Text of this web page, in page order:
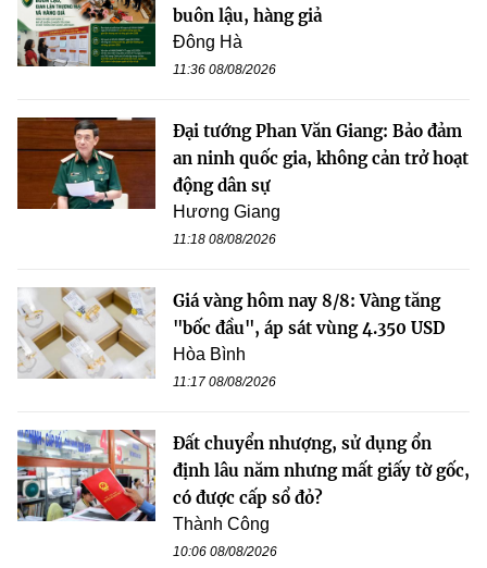
buôn lậu, hàng giả
Đông Hà
11:36 08/08/2026
Đại tướng Phan Văn Giang: Bảo đảm
an ninh quốc gia, không cản trở hoạt
động dân sự
Hương Giang
11:18 08/08/2026
Giá vàng hôm nay 8/8: Vàng tăng
"bốc đầu", áp sát vùng 4.350 USD
Hòa Bình
11:17 08/08/2026
Đất chuyển nhượng, sử dụng ổn
định lâu năm nhưng mất giấy tờ gốc,
có được cấp sổ đỏ?
Thành Công
10:06 08/08/2026